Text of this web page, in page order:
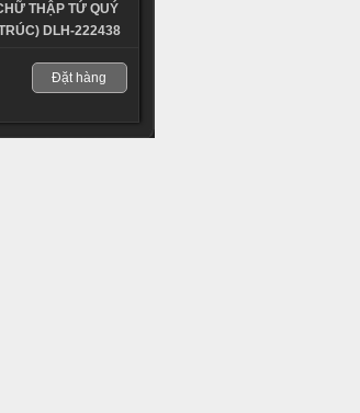
THẬP TỨ QUÝ
DLH-222438
Đặt hàng